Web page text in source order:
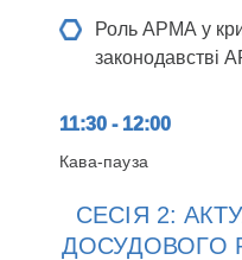
Роль АРМА у
законодавстві
11:30 - 12:00
Кава-пауза
СЕСІЯ 2:
ДОСУДОВОГО